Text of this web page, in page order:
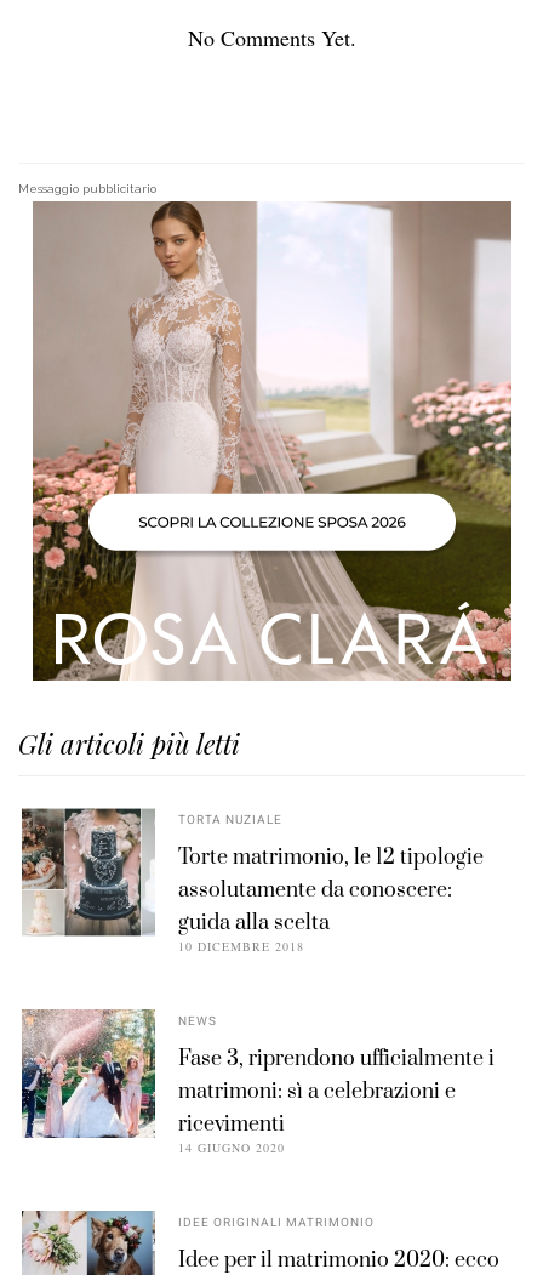
No Comments Yet.
Messaggio pubblicitario
Gli articoli più letti
TORTA NUZIALE
Torte matrimonio, le 12 tipologie
assolutamente da conoscere:
guida alla scelta
10 DICEMBRE 2018
NEWS
Fase 3, riprendono ufficialmente i
matrimoni: sì a celebrazioni e
ricevimenti
14 GIUGNO 2020
IDEE ORIGINALI MATRIMONIO
Idee per il matrimonio 2020: ecco